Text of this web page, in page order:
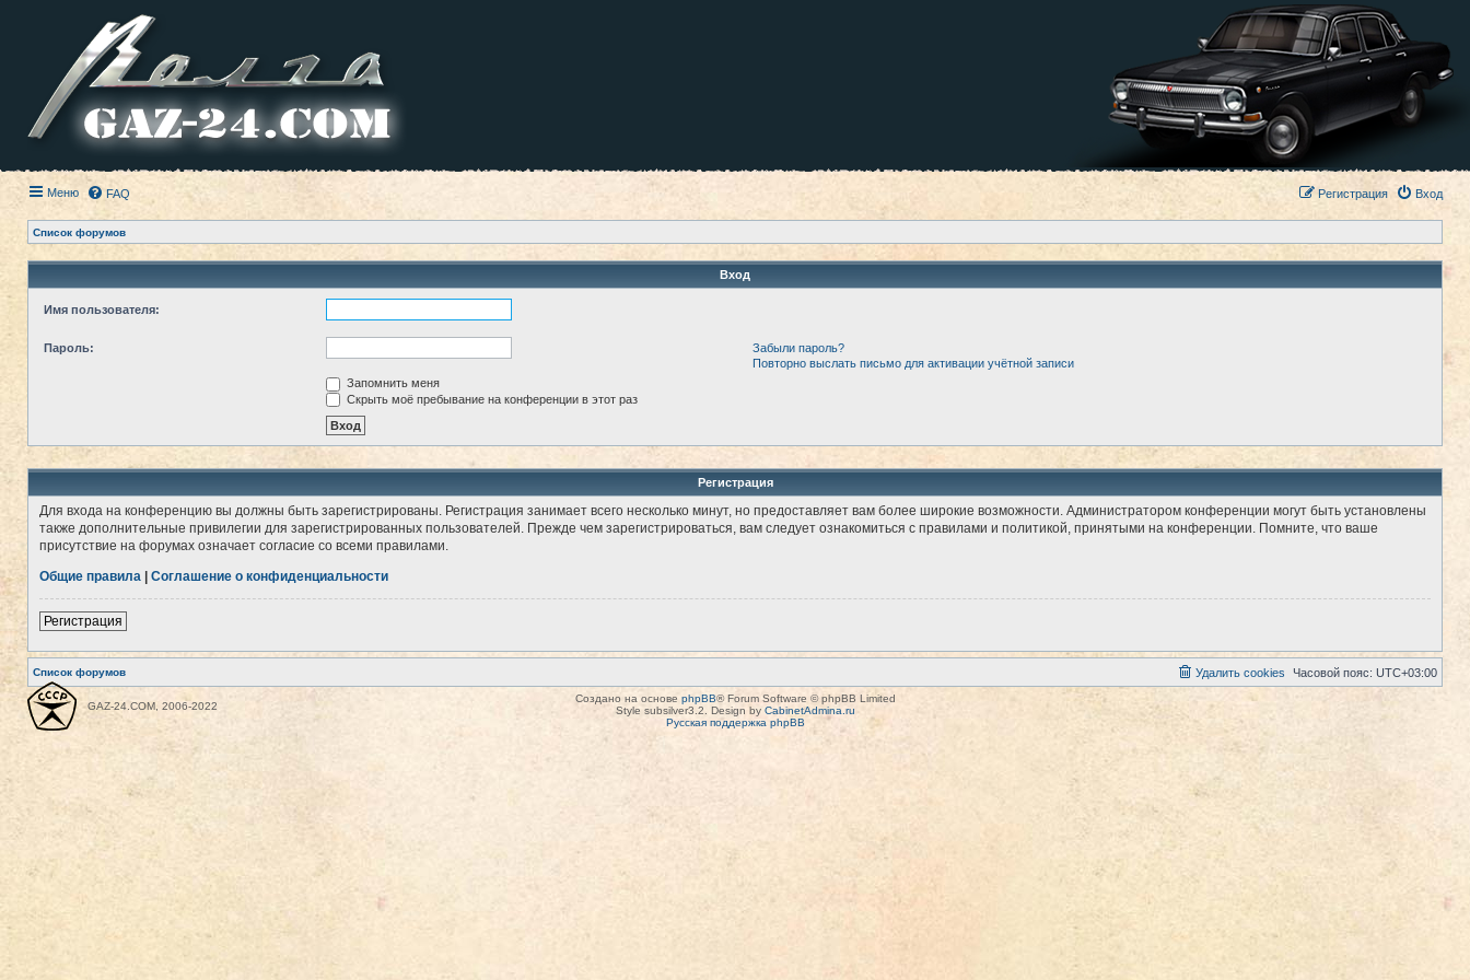
Меню FAQ Вход
Регистрация
Список форумов
Вход
Имя пользователя:
Пароль:
Забыли пароль?
Повторно выслать письмо для активации учётной записи
Запомнить меня
Скрыть моё пребывание на конференции в этот раз
Регистрация
Для входа на конференцию вы должны быть зарегистрированы. Регистрация занимает всего несколько минут, но предоставляет вам более широкие возможности. Администратором конференции могут быть установлены
также дополнительные привилегии для зарегистрированных пользователей. Прежде чем зарегистрироваться, вам следует ознакомиться с правилами и политикой, принятыми на конференции. Помните, что ваше
присутствие на форумах означает согласие со всеми правилами.
Общие правила
Соглашение о конфиденциальности
Регистрация
Список форумов Часовой пояс: UTC+03:00
Удалить cookies
GAZ-24.COM, 2006-2022
Создано на основе phpBB® Forum Software © phpBB Limited
Style subsilver3.2. Design by CabinetAdmina.ru
Русская поддержка phpBB